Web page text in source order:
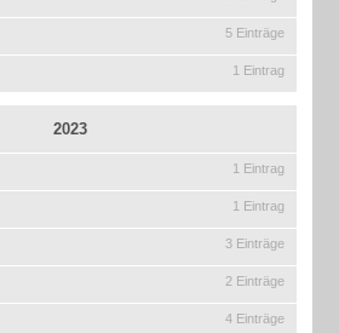
5 Einträge
1 Eintrag
2023
1 Eintrag
1 Eintrag
3 Einträge
2 Einträge
4 Einträge